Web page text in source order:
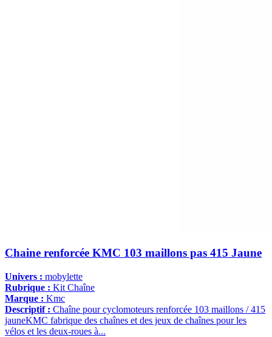
Chaine renforcée KMC 103 maillons pas 415 Jaune
Univers : mobylette
Rubrique : Kit Chaîne
Marque : Kmc
Descriptif : Chaîne pour cyclomoteurs renforcée 103 maillons / 415
jauneKMC fabrique des chaînes et des jeux de chaînes pour les
vélos et les deux-roues à...